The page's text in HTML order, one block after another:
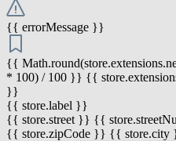
{{ errorMessage }}
{{
* 100) / 100 }} {{
}}
{{ store.label }}
{{ store.street }} {{
{{ store.zipCode }} {{ store.city